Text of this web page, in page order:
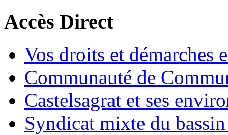
Accès Direct
Vos droits et démarches
Communauté de
Castelsagrat et ses
Syndicat mixte du